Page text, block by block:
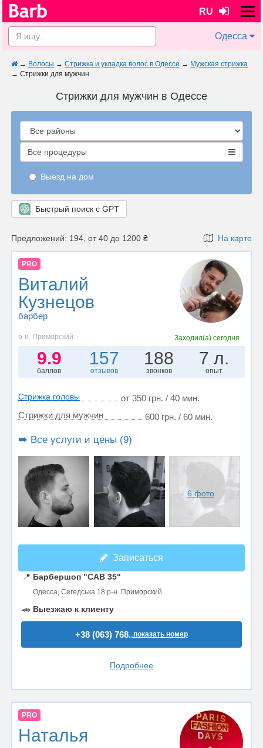
RU
Одесса
→ Волосы → Стрижка и укладка волос в Одессе → Мужская стрижка
→ Стрижки для мужчин
Стрижки для мужчин в Одессе
Все процедуры
Выезд на дом
Быстрый поиск с GPT
Предложений: 194, от 40 до 1200 ₴ На карте
PRO
Виталий
Кузнецов
барбер
р-н. Приморский Заходил(а)сегодня
9.9
баллов
157
отзывов
188
звонков
7 л.
опыт
Стрижка головы
от 350 грн. / 40 мин.
Стрижки для мужчин
600 грн. / 60 мин.
➡️ Все услуги и цены (9)
6 фото
Записаться
📍 Барбершоп "CAB 35"
Одесса, Сегедська 18 р-н. Приморский
🚗 Выезжаю к клиенту
+38 (063) 768..показать номер
Подробнее
PRO
Наталья